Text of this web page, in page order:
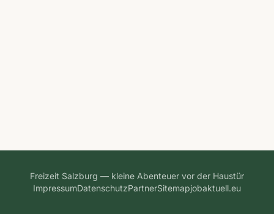
Freizeit Salzburg — kleine Abenteuer vor der Haustür
ImpressumDatenschutzPartnerSitemapjobaktuell.eu